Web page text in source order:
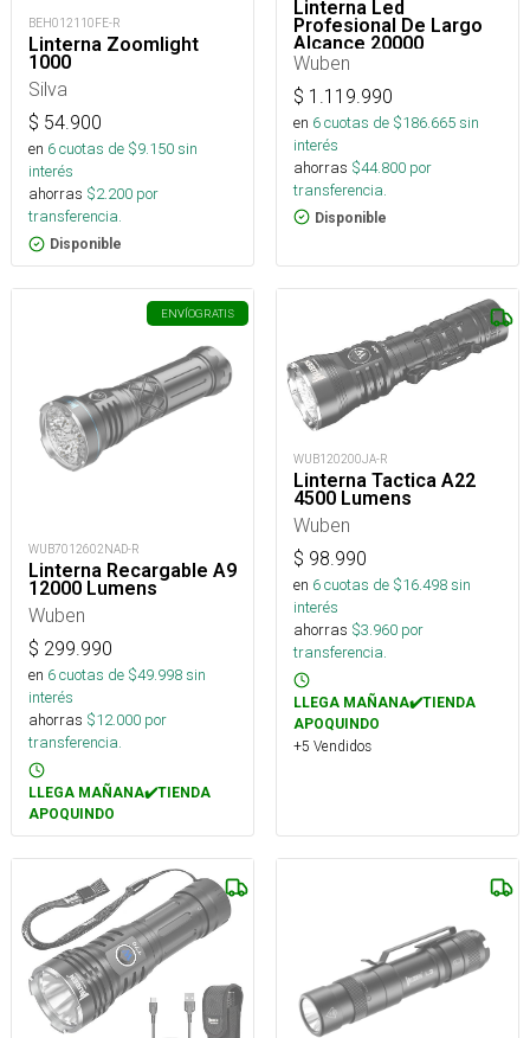
BEH012110FE-R
Linterna Zoomlight
1000
Silva
$ 54.900
en 6cuotas de $9.150sin
interés
ahorras $2.200 por
transferencia.
Disponible
Linterna Led
Profesional De Largo
Alcance 20000
Lúmenes
Wuben
$ 1.119.990
en 6cuotas de $186.665sin
interés
ahorras $44.800 por
transferencia.
Disponible
ENVÍOGRATIS
WUB7012602NAD-R
Linterna Recargable A9
12000 Lumens
Wuben
$ 299.990
en 6cuotas de $49.998sin
interés
ahorras $12.000 por
transferencia.
LLEGA MAÑANA✔️TIENDA
APOQUINDO
WUB120200JA-R
Linterna Tactica A22
4500 Lumens
Wuben
$ 98.990
en 6cuotas de $16.498sin
interés
ahorras $3.960 por
transferencia.
LLEGA MAÑANA✔️TIENDA
APOQUINDO
+5 Vendidos